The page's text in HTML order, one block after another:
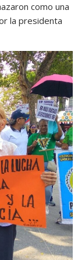
como una
la presidenta